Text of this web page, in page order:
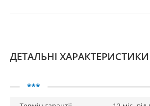
ДЕТАЛЬНІ ХАРАКТЕРИСТИКИ
***